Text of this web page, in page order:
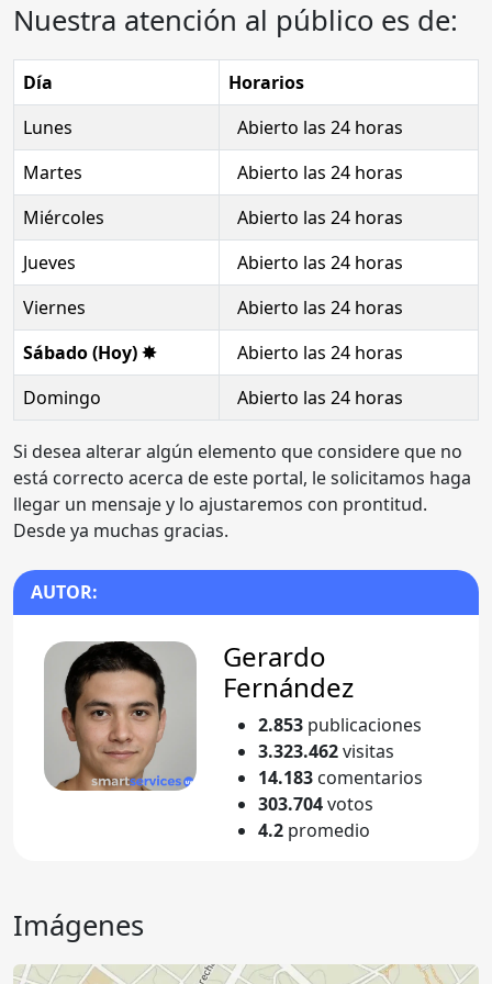
Nuestra atención al público es de:
Día
Horarios
Lunes
Abierto las 24 horas
Martes
Abierto las 24 horas
Miércoles
Abierto las 24 horas
Jueves
Abierto las 24 horas
Viernes
Abierto las 24 horas
Sábado (Hoy) ✸
Abierto las 24 horas
Domingo
Abierto las 24 horas
Si desea alterar algún elemento que considere que no
está correcto acerca de este portal, le solicitamos haga
llegar un mensaje y lo ajustaremos con prontitud.
Desde ya muchas gracias.
AUTOR:
Gerardo
Fernández
2.853 publicaciones
3.323.462visitas
14.183 comentarios
303.704votos
4.2 promedio
Imágenes